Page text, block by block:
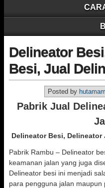
Delineator
Besi, Jual
Posted by
Pabrik Jual
Delineator Besi,
Pabrik Rambu – Delineator
keamanan jalan yang juga
Delineator besi ini menjadi
para pengguna jalan